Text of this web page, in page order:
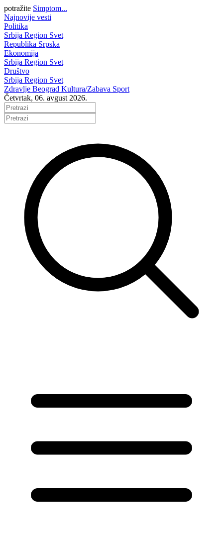
potražite Simptom...
Najnovije vesti
Politika
Srbija Region Svet
Republika Srpska
Ekonomija
Srbija Region Svet
Društvo
Srbija Region Svet
Zdravlje Beograd Kultura/Zabava Sport
Četvrtak, 06. avgust 2026.